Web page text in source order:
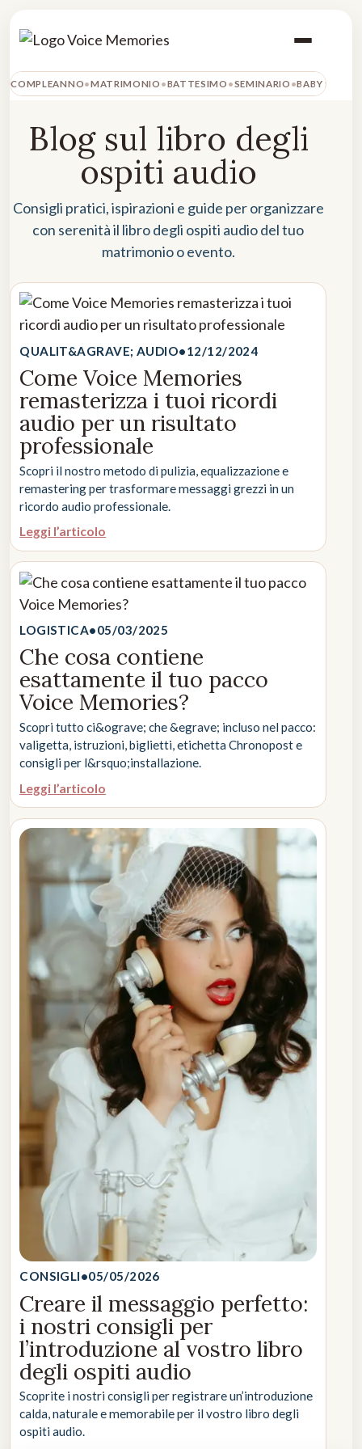
COMPLEANNO MATRIMONIO BATTESIMO SEMINARIO BABY
Blog sul libro degli
ospiti audio
Consigli pratici, ispirazioni e guide per organizzare
con serenità il libro degli ospiti audio del tuo
matrimonio o evento.
QUALIT&AGRAVE; AUDIO•12/12/2024
Come Voice Memories
remasterizza i tuoi ricordi
audio per un risultato
professionale
Scopri il nostro metodo di pulizia, equalizzazione e
remastering per trasformare messaggi grezzi in un
ricordo audio professionale.
Leggi l’articolo
LOGISTICA•05/03/2025
Che cosa contiene
esattamente il tuo pacco
Voice Memories?
Scopri tutto ci&ograve; che &egrave; incluso nel pacco:
valigetta, istruzioni, biglietti, etichetta Chronopost e
consigli per l&rsquo;installazione.
Leggi l’articolo
CONSIGLI•05/05/2026
Creare il messaggio perfetto:
i nostri consigli per
l’introduzione al vostro libro
degli ospiti audio
Scoprite i nostri consigli per registrare un’introduzione
calda, naturale e memorabile per il vostro libro degli
ospiti audio.